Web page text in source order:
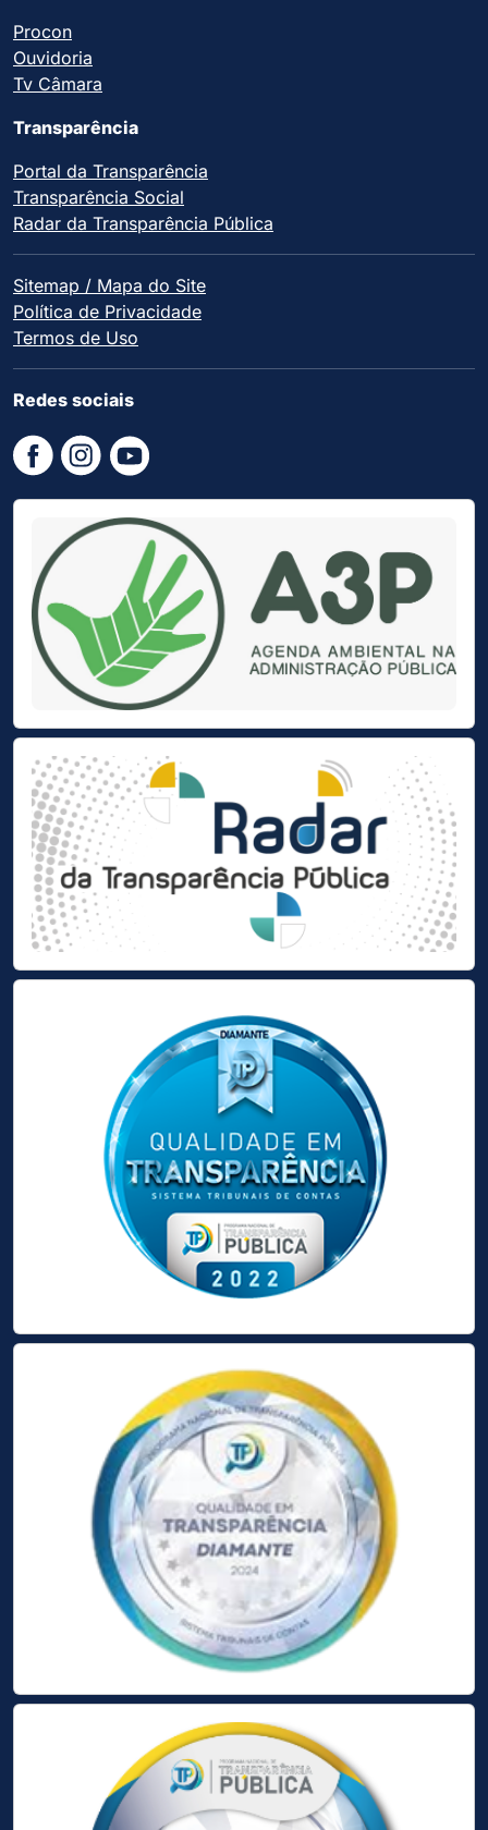
Procon
Ouvidoria
Tv Câmara
Transparência
Portal da Transparência
Transparência Social
Radar da Transparência Pública
Sitemap / Mapa do Site
Política de Privacidade
Termos de Uso
Redes sociais